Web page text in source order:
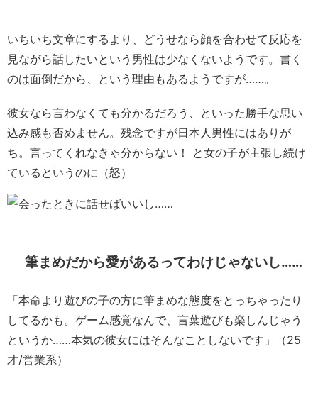
いちいち文章にするより、どうせなら顔を合わせて反応を
見ながら話したいという男性は少なくないようです。書く
のは面倒だから、という理由もあるようですが……。
彼女なら言わなくても分かるだろう、といった勝手な思い
込み感も否めません。残念ですが日本人男性にはありが
ち。言ってくれなきゃ分からない！ と女の子が主張し続け
ているというのに（怒）
筆まめだから愛があるってわけじゃないし……
「本命より遊びの子の方に筆まめな態度をとっちゃったり
してるかも。ゲーム感覚なんで、言葉遊びも楽しんじゃう
というか……本気の彼女にはそんなことしないです」（25
才/営業系）